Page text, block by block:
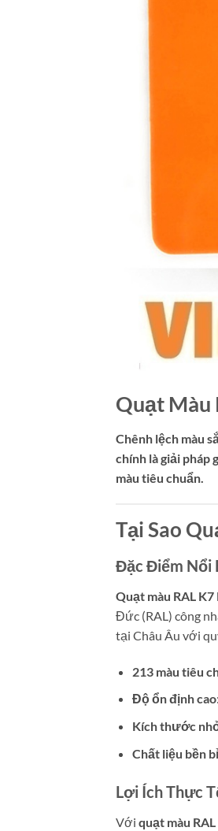
Quạt Màu
Chênh lệch màu
chính là giải pháp
màu tiêu chuẩn.
Tại Sao
Đặc Điểm Nổi
Quạt màu RAL K7
Đức (RAL) công
tại Châu Âu với
213 màu tiêu
Độ ổn định cao
Kích thước
Chất liệu bền bỉ
Lợi Ích Thực
Với quạt màu